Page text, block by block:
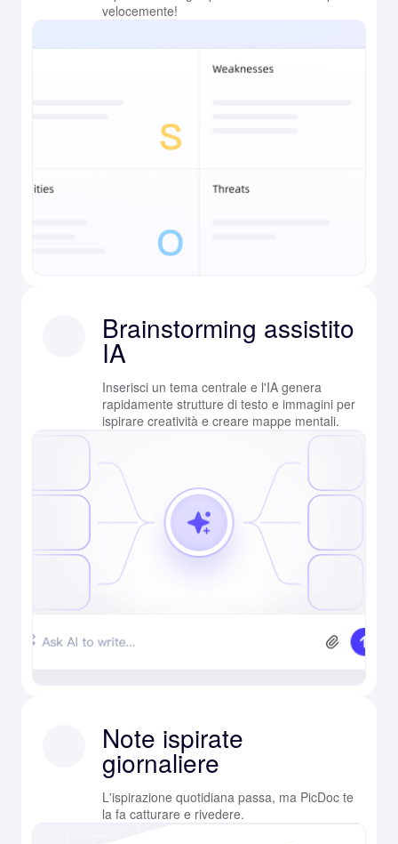
velocemente!
Brainstorming assistito
IA
Inserisci un tema centrale e l'IA genera
rapidamente strutture di testo e immagini per
ispirare creatività e creare mappe mentali.
Note ispirate
giornaliere
L'ispirazione quotidiana passa, ma PicDoc te
la fa catturare e rivedere.